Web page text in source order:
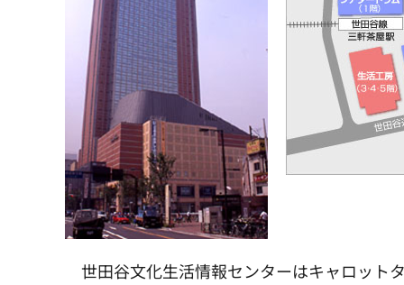
世田谷文化生活情報センターはキャロット